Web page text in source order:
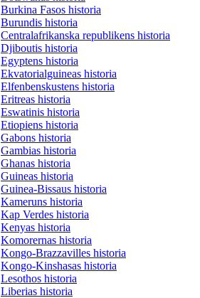
Burkina Fasos historia
Burundis historia
Centralafrikanska republikens historia
Djiboutis historia
Egyptens historia
Ekvatorialguineas historia
Elfenbenskustens historia
Eritreas historia
Eswatinis historia
Etiopiens historia
Gabons historia
Gambias historia
Ghanas historia
Guineas historia
Guinea-Bissaus historia
Kameruns historia
Kap Verdes historia
Kenyas historia
Komorernas historia
Kongo-Brazzavilles historia
Kongo-Kinshasas historia
Lesothos historia
Liberias historia